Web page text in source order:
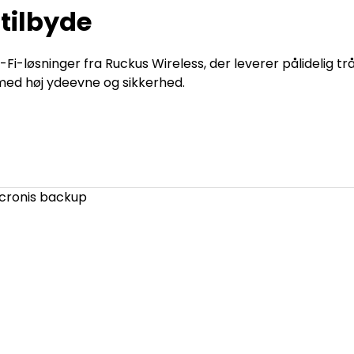
Fi-løsninger fra Ruckus Wireless, der leverer pålidelig
høj ydeevne og sikkerhed.